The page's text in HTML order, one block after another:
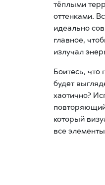
тёплыми
оттенками.
идеально
главное,
излучал
Боитесь, что
будет
хаотично?
который
все